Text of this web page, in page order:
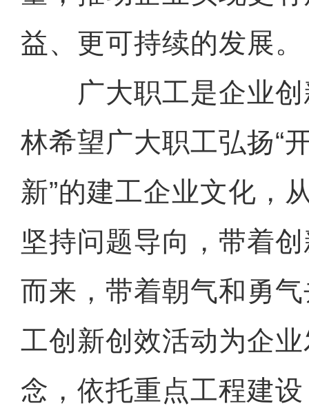
益、更可持续的发展。
广大职工是企业创
林希望广大职工弘扬“
新”的建工企业文化，
坚持问题导向，带着
而来，带着朝气和勇
工创新创效活动为企
念，依托重点工程建